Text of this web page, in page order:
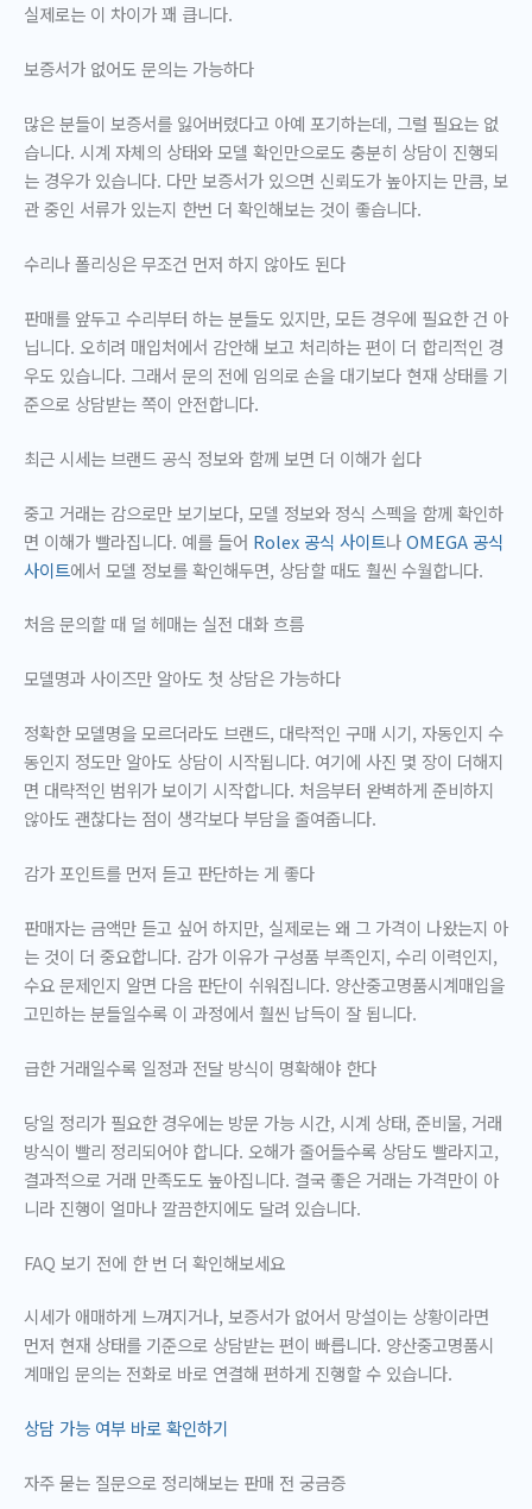
실제로는 이 차이가 꽤 큽니다.
보증서가 없어도 문의는 가능하다
많은 분들이 보증서를 잃어버렸다고 아예 포기하는데, 그럴 필요는 없
습니다. 시계 자체의 상태와 모델 확인만으로도 충분히 상담이 진행되
는 경우가 있습니다. 다만 보증서가 있으면 신뢰도가 높아지는 만큼, 보
관 중인 서류가 있는지 한번 더 확인해보는 것이 좋습니다.
수리나 폴리싱은 무조건 먼저 하지 않아도 된다
판매를 앞두고 수리부터 하는 분들도 있지만, 모든 경우에 필요한 건 아
닙니다. 오히려 매입처에서 감안해 보고 처리하는 편이 더 합리적인 경
우도 있습니다. 그래서 문의 전에 임의로 손을 대기보다 현재 상태를 기
준으로 상담받는 쪽이 안전합니다.
최근 시세는 브랜드 공식 정보와 함께 보면 더 이해가 쉽다
중고 거래는 감으로만 보기보다, 모델 정보와 정식 스펙을 함께 확인하
면 이해가 빨라집니다. 예를 들어 Rolex 공식 사이트나OMEGA 공식
사이트에서 모델 정보를 확인해두면, 상담할 때도 훨씬 수월합니다.
처음 문의할 때 덜 헤매는 실전 대화 흐름
모델명과 사이즈만 알아도 첫 상담은 가능하다
정확한 모델명을 모르더라도 브랜드, 대략적인 구매 시기, 자동인지 수
동인지 정도만 알아도 상담이 시작됩니다. 여기에 사진 몇 장이 더해지
면 대략적인 범위가 보이기 시작합니다. 처음부터 완벽하게 준비하지
않아도 괜찮다는 점이 생각보다 부담을 줄여줍니다.
감가 포인트를 먼저 듣고 판단하는 게 좋다
판매자는 금액만 듣고 싶어 하지만, 실제로는 왜 그 가격이 나왔는지 아
는 것이 더 중요합니다. 감가 이유가 구성품 부족인지, 수리 이력인지,
수요 문제인지 알면 다음 판단이 쉬워집니다. 양산중고명품시계매입을
고민하는 분들일수록 이 과정에서 훨씬 납득이 잘 됩니다.
급한 거래일수록 일정과 전달 방식이 명확해야 한다
당일 정리가 필요한 경우에는 방문 가능 시간, 시계 상태, 준비물, 거래
방식이 빨리 정리되어야 합니다. 오해가 줄어들수록 상담도 빨라지고,
결과적으로 거래 만족도도 높아집니다. 결국 좋은 거래는 가격만이 아
니라 진행이 얼마나 깔끔한지에도 달려 있습니다.
FAQ 보기 전에 한 번 더 확인해보세요
시세가 애매하게 느껴지거나, 보증서가 없어서 망설이는 상황이라면
먼저 현재 상태를 기준으로 상담받는 편이 빠릅니다. 양산중고명품시
계매입 문의는 전화로 바로 연결해 편하게 진행할 수 있습니다.
상담 가능 여부 바로 확인하기
자주 묻는 질문으로 정리해보는 판매 전 궁금증